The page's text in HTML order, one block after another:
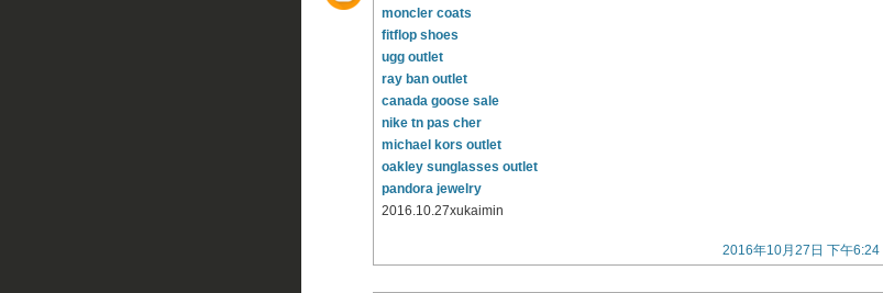
moncler coats
fitflop shoes
ugg outlet
ray ban outlet
canada goose sale
nike tn pas cher
michael kors outlet
oakley sunglasses outlet
pandora jewelry
2016.10.27xukaimin
2016年10月27日 下午6:24